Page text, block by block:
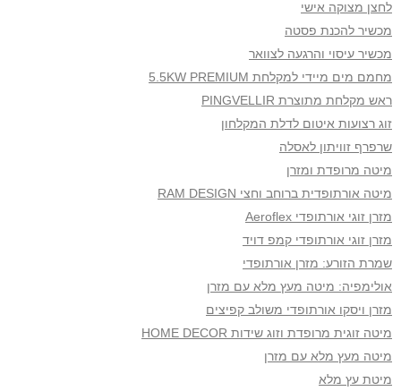
לחצן מצוקה אישי
מכשיר להכנת פסטה
מכשיר עיסוי והרגעה לצוואר
מחמם מים מיידי למקלחת 5.5KW PREMIUM
ראש מקלחת מתוצרת PINGVELLIR
זוג רצועות איטום לדלת המקלחון
שרפרף זוויתון לאסלה
מיטה מרופדת ומזרן
מיטה אורתופדית ברוחב וחצי RAM DESIGN
מזרן זוגי אורתופדי Aeroflex
מזרן זוגי אורתופדי קמפ דויד
שמרת הזורע: מזרן אורתופדי
אולימפיה: מיטה מעץ מלא עם מזרן
מזרן ויסקו אורתופדי משולב קפיצים
מיטה זוגית מרופדת וזוג שידות HOME DECOR
מיטה מעץ מלא עם מזרן
מיטת עץ מלא